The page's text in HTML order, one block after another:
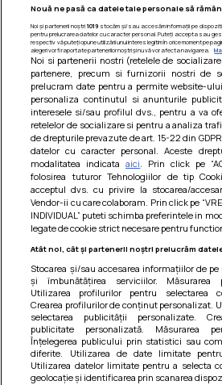
Barcute din vinete cu
Un deliciu usor de preparat!
Nouă ne pasă ca datele tale personale să
Noi și partenerii noștri 1019stocăm și/sau accesăm informații pe
pentru prelucrarea datelor cu caracter personal. Puteți accepta sau
respectiv vă puteți opune utilizării unui interes legitim în orice moment pe
alegeri vor fi raportate partenerilor noștri și nu vă vor afecta navigarea.
Noi si partenerii nostri (retelele de
partenere, precum si furnizorii nostri de
prelucram date pentru a permite website-
personaliza continutul si anunturile
interesele si/sau profilul dvs., pentru a va
retelelor de socializare si pentru a analiza
de drepturile prevazute de art. 15-22 din
datelor cu caracter personal. Aceste
modalitatea indicataaici . Prin click pe
folosirea tuturor Tehnologiilor de tip
acceptul dvs. cu privire la stocarea/
Vendor-ii cu care colaboram. Prin click pe
INDIVIDUAL” puteti schimba preferintele in
legate de cookie strict necesare pentru
Atât noi, cât și partenerii noștri prelucrăm
Stocarea și/sau accesarea informațiilor de
și îmbunătățirea serviciilor. Măsurarea
Utilizarea profilurilor pentru selectarea
Crearea profilurilor de conținut personalizat.
selectarea publicității personalizate.
publicitate personalizată. Măsurarea
Înțelegerea publicului prin statistici sau
diferite. Utilizarea de date limitate
Utilizarea datelor limitate pentru a selecta
geolocație și identificarea prin scanarea